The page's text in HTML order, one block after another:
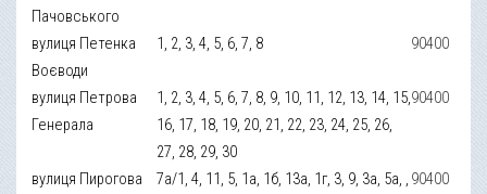
Пачовського
вулиця Петенка
Воєводи
1, 2, 3, 4, 5, 6, 7, 8 90400
вулиця Петрова
Генерала
1, 2, 3, 4, 5, 6, 7, 8, 9, 10, 11, 12, 13, 14, 15,
16, 17, 18, 19, 20, 21, 22, 23, 24, 25, 26,
27, 28, 29, 30
90400
вулиця Пирогова
7а/1, 4, 11, 5, 1а, 1б, 13а, 1г, 3, 9, 3а, 5а, , 90400